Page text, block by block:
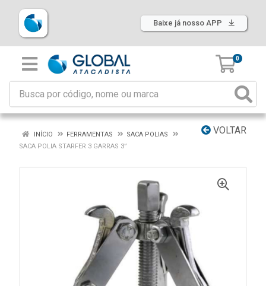
Baixe já nosso APP
0
VOLTAR
INÍCIO FERRAMENTAS
SACA POLIAS
SACA POLIA STARFER 3 GARRAS 3”